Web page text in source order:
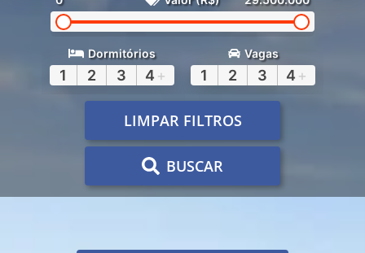
Dormitórios
1 2 3 4 +
Vagas
1 2 3 4 +
LIMPAR FILTROS
BUSCAR